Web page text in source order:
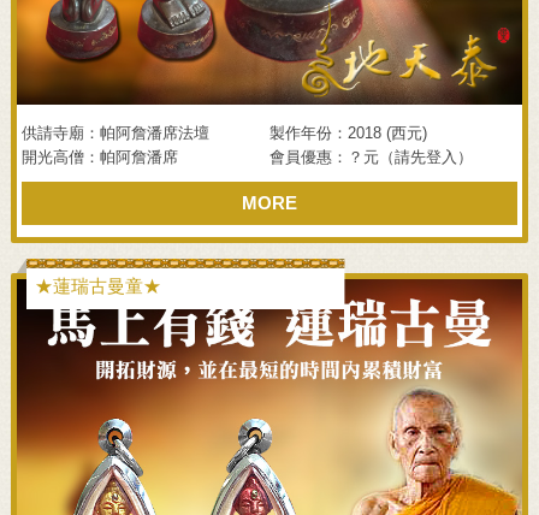
供請寺廟：帕阿詹潘席法壇
製作年份：2018 (西元)
開光高僧：帕阿詹潘席
會員優惠：？元（請先登入）
MORE
★蓮瑞古曼童★